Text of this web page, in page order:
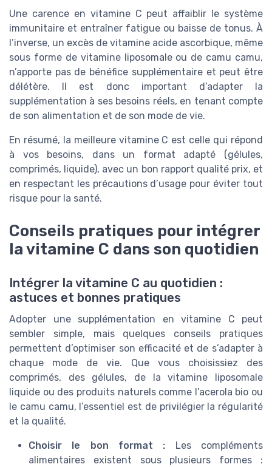
Une carence en vitamine C peut affaiblir le système
immunitaire et entraîner fatigue ou baisse de tonus. À
l’inverse, un excès de vitamine acide ascorbique, même
sous forme de vitamine liposomale ou de camu camu,
n’apporte pas de bénéfice supplémentaire et peut être
délétère. Il est donc important d’adapter la
supplémentation à ses besoins réels, en tenant compte
de son alimentation et de son mode de vie.
En résumé, la meilleure vitamine C est celle qui répond
à vos besoins, dans un format adapté (gélules,
comprimés, liquide), avec un bon rapport qualité prix, et
en respectant les précautions d’usage pour éviter tout
risque pour la santé.
Conseils pratiques pour intégrer
la vitamine C dans son quotidien
Intégrer la vitamine C au quotidien :
astuces et bonnes pratiques
Adopter une supplémentation en vitamine C peut
sembler simple, mais quelques conseils pratiques
permettent d’optimiser son efficacité et de s’adapter à
chaque mode de vie. Que vous choisissiez des
comprimés, des gélules, de la vitamine liposomale
liquide ou des produits naturels comme l’acerola bio ou
le camu camu, l’essentiel est de privilégier la régularité
et la qualité.
Choisir le bon format : Les compléments
alimentaires existent sous plusieurs formes :